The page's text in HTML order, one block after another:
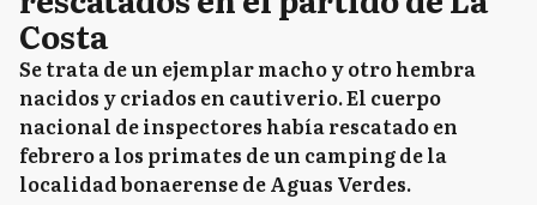
Costa
Se trata de un ejemplar macho y otro hembra
nacidos y criados en cautiverio. El cuerpo
nacional de inspectores había rescatado en
febrero a los primates de un camping de la
localidad bonaerense de Aguas Verdes.